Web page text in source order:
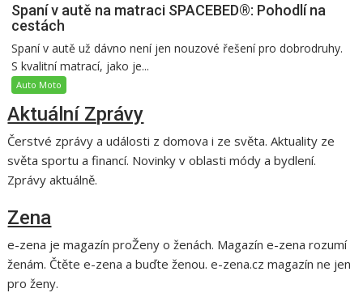
Spaní v autě na matraci SPACEBED®: Pohodlí na
cestách
Spaní v autě už dávno není jen nouzové řešení pro dobrodruhy.
S kvalitní matrací, jako je...
Auto Moto
Aktuální Zprávy
Čerstvé zprávy a události z domova i ze světa. Aktuality ze
světa sportu a financí. Novinky v oblasti módy a bydlení.
Zprávy aktuálně.
Zena
e-zena je magazín proŽeny o ženách. Magazín e-zena rozumí
ženám. Čtěte e-zena a buďte ženou. e-zena.cz magazín ne jen
pro ženy.